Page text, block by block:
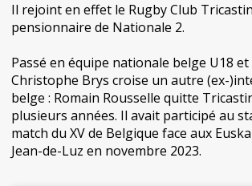
Il rejoint en effet le Rugby Club
pensionnaire de Nationale 2.
Passé en équipe nationale belge U18 et
Christophe Brys croise un autre (ex-
belge : Romain Rousselle quitte
plusieurs années. Il avait participé au
match du XV de Belgique face aux
Jean-de-Luz en novembre 2023.